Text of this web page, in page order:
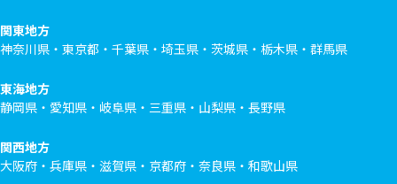
関東地方
神奈川県・東京都・千葉県・埼玉県・茨城県・栃木県・群馬県
東海地方
静岡県・愛知県・岐阜県・三重県・山梨県・長野県
関西地方
大阪府・兵庫県・滋賀県・京都府・奈良県・和歌山県